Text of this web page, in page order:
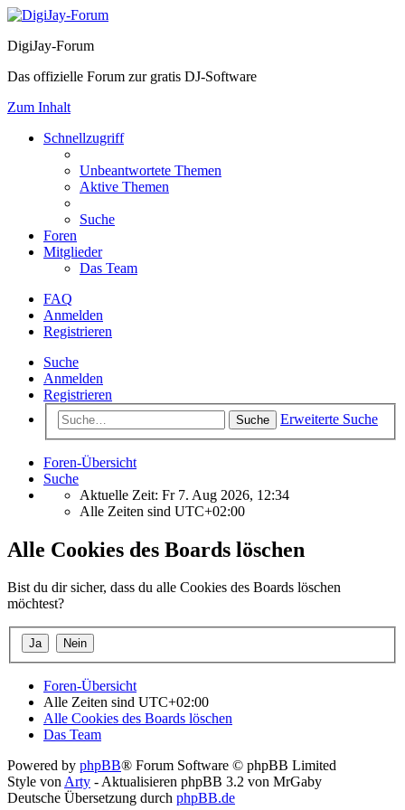
DigiJay-Forum
Das offizielle Forum zur gratis DJ-Software
Zum Inhalt
Schnellzugriff
Unbeantwortete Themen
Aktive Themen
Suche
Foren
Mitglieder
Das Team
FAQ
Anmelden
Registrieren
Suche
Anmelden
Registrieren
Suche Erweiterte Suche
Foren-Übersicht
Suche
Aktuelle Zeit: Fr 7. Aug 2026, 12:34
Alle Zeiten sind UTC+02:00
Alle Cookies des Boards löschen
Bist du dir sicher, dass du alle Cookies des Boards löschen
möchtest?
Foren-Übersicht
Alle Zeiten sind UTC+02:00
Alle Cookies des Boards löschen
Das Team
Powered by phpBB® Forum Software © phpBB Limited
Style von Arty - Aktualisieren phpBB 3.2 von MrGaby
Deutsche Übersetzung durch phpBB.de